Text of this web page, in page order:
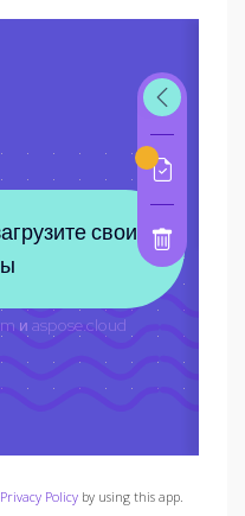
Privacy Policyby using this app.